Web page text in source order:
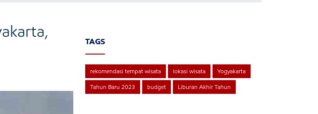
TAGS
rekomendasi tempat wisata lokasi wisata Yogyakarta
Tahun Baru 2023 budget Liburan Akhir Tahun